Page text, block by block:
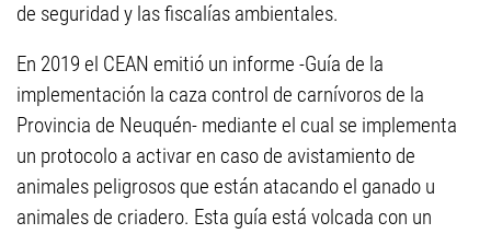
de seguridad y las fiscalías ambientales.
En 2019 el CEAN emitió un informe -Guía de la
implementación la caza control de carnívoros de la
Provincia de Neuquén- mediante el cual se implementa
un protocolo a activar en caso de avistamiento de
animales peligrosos que están atacando el ganado u
animales de criadero. Esta guía está volcada con un